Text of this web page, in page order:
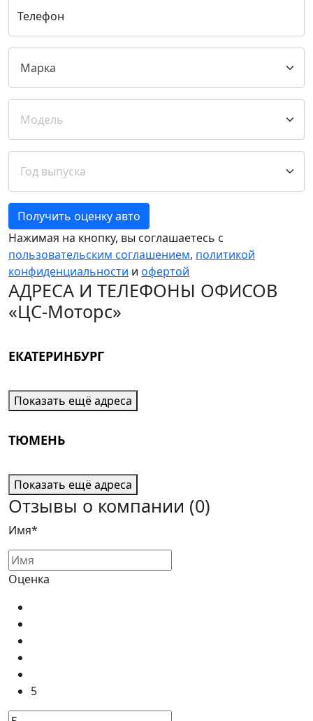
Телефон
Получить оценку авто
Нажимая на кнопку, вы соглашаетесь с
пользовательским соглашением, политикой
конфиденциальности и офертой
АДРЕСА И ТЕЛЕФОНЫ ОФИСОВ
«ЦС-Моторс»
ЕКАТЕРИНБУРГ
Показать ещё адреса
ТЮМЕНЬ
Показать ещё адреса
Отзывы о компании (0)
Имя*
Оценка
5